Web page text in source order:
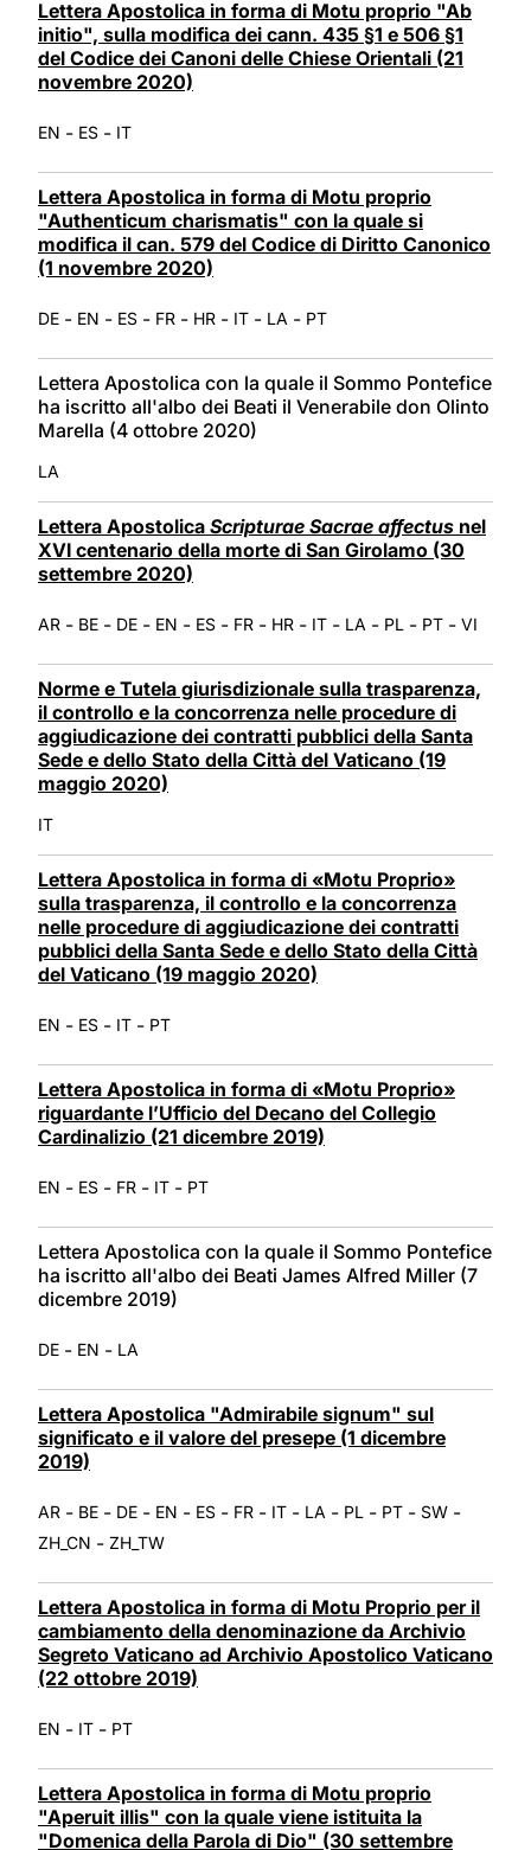
Lettera Apostolica in forma di Motu proprio "Ab
initio", sulla modifica dei cann. 435 §1 e 506 §1
del Codice dei Canoni delle Chiese Orientali (21
novembre 2020)
EN - ES - IT
Lettera Apostolica in forma di Motu proprio
"Authenticum charismatis" con la quale si
modifica il can. 579 del Codice di Diritto Canonico
(1 novembre 2020)
DE - EN - ES - FR - HR - IT - LA - PT
Lettera Apostolica con la quale il Sommo Pontefice
ha iscritto all'albo dei Beati il Venerabile don Olinto
Marella (4 ottobre 2020)
LA
Lettera Apostolica Scripturae Sacrae affectus nel
XVI centenario della morte di San Girolamo (30
settembre 2020)
AR - BE - DE - EN - ES - FR - HR - IT - LA - PL - PT - VI
Norme e Tutela giurisdizionale sulla trasparenza,
il controllo e la concorrenza nelle procedure di
aggiudicazione dei contratti pubblici della Santa
Sede e dello Stato della Città del Vaticano (19
maggio 2020)
IT
Lettera Apostolica in forma di «Motu Proprio»
sulla trasparenza, il controllo e la concorrenza
nelle procedure di aggiudicazione dei contratti
pubblici della Santa Sede e dello Stato della Città
del Vaticano (19 maggio 2020)
EN - ES - IT - PT
Lettera Apostolica in forma di «Motu Proprio»
riguardante l’Ufficio del Decano del Collegio
Cardinalizio (21 dicembre 2019)
EN - ES - FR - IT - PT
Lettera Apostolica con la quale il Sommo Pontefice
ha iscritto all'albo dei Beati James Alfred Miller (7
dicembre 2019)
DE - EN - LA
Lettera Apostolica "Admirabile signum" sul
significato e il valore del presepe (1 dicembre
2019)
AR - BE - DE - EN - ES - FR - IT - LA - PL - PT - SW -
ZH_CN - ZH_TW
Lettera Apostolica in forma di Motu Proprio per il
cambiamento della denominazione da Archivio
Segreto Vaticano ad Archivio Apostolico Vaticano
(22 ottobre 2019)
EN - IT - PT
Lettera Apostolica in forma di Motu proprio
"Aperuit illis" con la quale viene istituita la
"Domenica della Parola di Dio" (30 settembre